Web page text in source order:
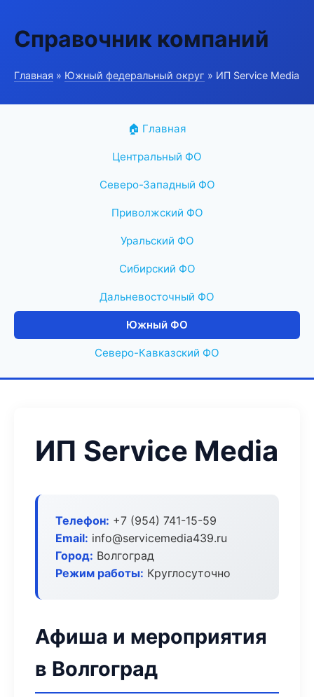
Справочник компаний
Главная » Южный федеральный округ » ИП Service Media
🏠 Главная
Центральный ФО
Северо-Западный ФО
Приволжский ФО
Уральский ФО
Сибирский ФО
Дальневосточный ФО
Южный ФО
Северо-Кавказский ФО
ИП Service Media
Телефон: +7 (954) 741-15-59
Email: info@servicemedia439.ru
Город: Волгоград
Режим работы: Круглосуточно
Афиша и мероприятия
в Волгоград